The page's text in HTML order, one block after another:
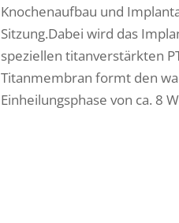
Knochenaufbau und
Sitzung.Dabei wird das
speziellen titanverstärkten
Titanmembran formt den
Einheilungsphase von ca. 8